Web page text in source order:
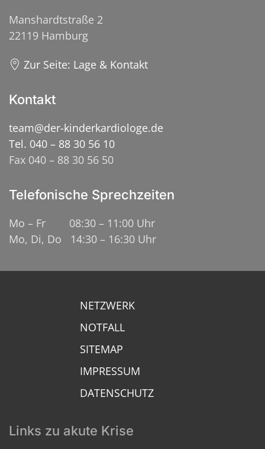
Manshardtstraße 2
22119 Hamburg
Zur Seite: Lage & Kontakt
Kontakt
team@der-kinderkardiologe.de
Tel. 040 – 88 30 56 10
Fax 040 – 88 30 56 50
Telefonische Sprechzeiten
Mo – Fr 08:30 – 11:00 Uhr
Mo, Di, Do 14:30 – 16:30 Uhr
NETZWERK
NOTFALL
SITEMAP
IMPRESSUM
DATENSCHUTZ
Links zu akute Krise